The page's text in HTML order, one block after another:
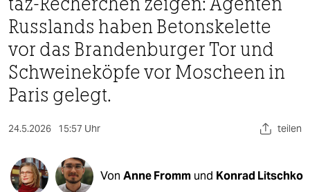
verlag
veranstaltungen
shop
fragen & hilfe
genossenschaft
Russlands haben Betonskelette
vor das Brandenburger Tor und
Schweineköpfe vor Moscheen in
Paris gelegt.
24.5.2026 15:57 Uhr teilen
Von Anne Fromm und Konrad Litschko